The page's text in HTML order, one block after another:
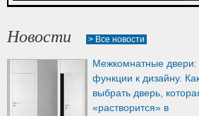
Уплотнитель лоджиевый
Артикул:
Новости > Все новости
Межкомнатные двери:
функции к дизайну.
выбрать дверь,
«растворится» в